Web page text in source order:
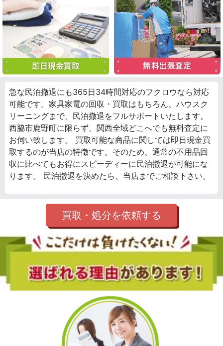
急な民泊撤退にも365日34時間対応のフクロウなら対応
可能です。家具家電の回収・買取はもちろん、ハウスク
リーニングまで、民泊撤退をフルサポートいたします。
西脇市鹿野町に限らず、関西全域どこへでも無料査定に
お伺い致します。 買取可能な商品に関しては即日現金買
取するのが当店の特徴です。そのため、通常の不用品回
収に比べてもお得にスピーディーに民泊撤退が可能にな
ります。 民泊撤退を決めたら、当店までご相談下さい。
買取・処分を依頼する